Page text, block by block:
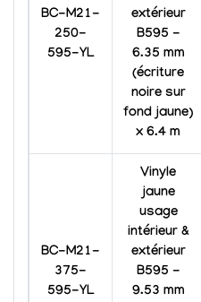
BC-M21-
250-
595-YL
extérieur
B595 -
6.35 mm
(écriture
noire sur
fond jaune)
x 6.4 m
BC-M21-
375-
595-YL
Vinyle
jaune
usage
intérieur &
extérieur
B595 -
9.53 mm